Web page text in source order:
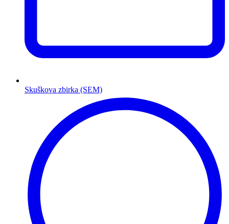
Skuškova zbirka (SEM)